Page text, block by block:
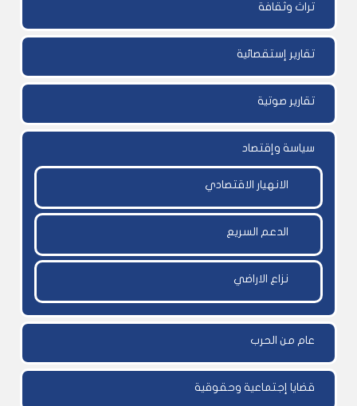
تراث وثقافة
تقارير إستقصائية
تقارير صوتية
سياسة وإقتصاد
الانهيار الاقتصادي
الدعم السريع
نزاع الاراضي
عام من الحرب
قضايا إجتماعية وحقوقية